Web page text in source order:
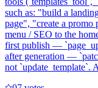
such as: "build a
page", "create a promo
menu / SEO to the
first publish —
after generation —
not `update_template`.